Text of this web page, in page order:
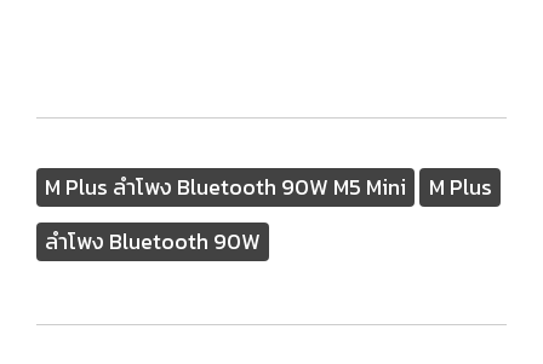
M Plus ลำโพง Bluetooth 90W M5 Mini
M Plus
ลำโพง Bluetooth 90W